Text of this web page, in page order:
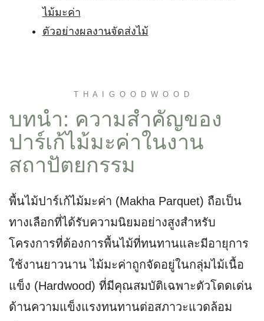
ไม้มะค่า
ตัวอย่างผลงานจัดส่งไม้
T H A I G O O D W O O D
บทนำ: ความสำคัญของ
ปาร์เก้ไม้มะค่าในงาน
สถาปัตยกรรม
พื้นไม้ปาร์เก้ไม้มะค่า (Makha Parquet) ถือเป็น
ทางเลือกที่ได้รับความนิยมอย่างสูงสำหรับ
โครงการที่ต้องการพื้นไม้ที่ทนทานและมีอายุการ
ใช้งานยาวนาน ไม้มะค่าถูกจัดอยู่ในกลุ่มไม้เนื้อ
แข็ง (Hardwood) ที่มีคุณสมบัติเฉพาะตัวโดดเด่น
ด้านความแข็งแรงทนทานต่อสภาวะแวดล้อม